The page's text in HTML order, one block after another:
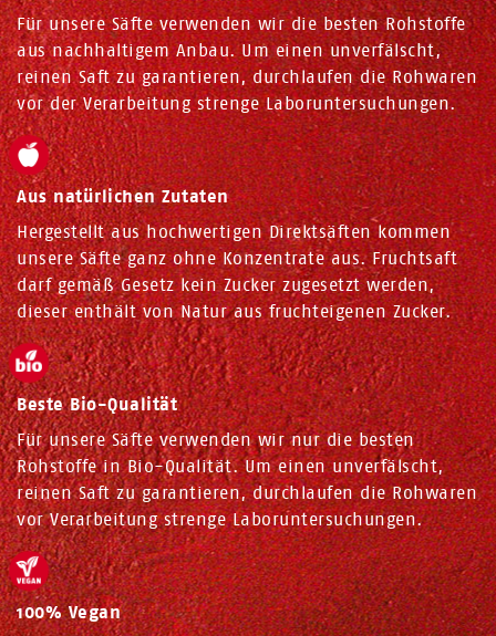
Für unsere Säfte verwenden wir die besten Rohstoffe
aus nachhaltigem Anbau. Um einen unverfälscht,
reinen Saft zu garantieren, durchlaufen die Rohwaren
vor der Verarbeitung strenge Laboruntersuchungen.
Aus natürlichen Zutaten
Hergestellt aus hochwertigen Direktsäften kommen
unsere Säfte ganz ohne Konzentrate aus. Fruchtsaft
darf gemäß Gesetz kein Zucker zugesetzt werden,
dieser enthält von Natur aus fruchteigenen Zucker.
Beste Bio-Qualität
Für unsere Säfte verwenden wir nur die besten
Rohstoffe in Bio-Qualität. Um einen unverfälscht,
reinen Saft zu garantieren, durchlaufen die Rohwaren
vor Verarbeitung strenge Laboruntersuchungen.
100% Vegan